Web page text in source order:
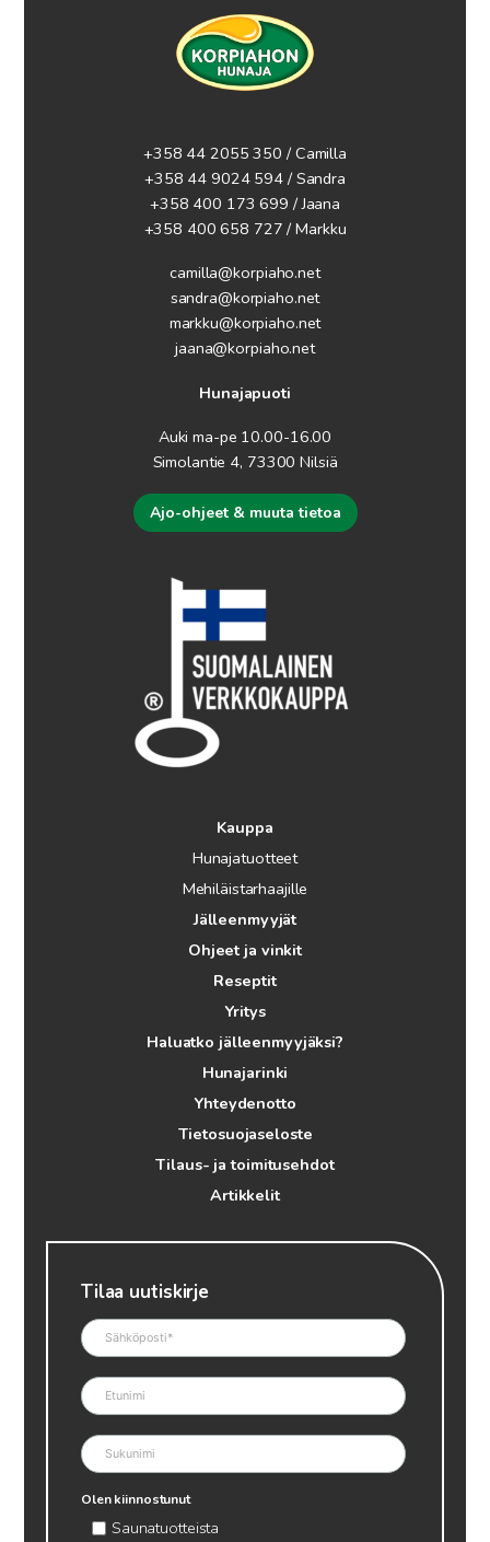
+358 44 2055 350 / Camilla
+358 44 9024 594 / Sandra
+358 400 173 699 / Jaana
+358 400 658 727 / Markku
camilla@korpiaho.net
sandra@korpiaho.net
markku@korpiaho.net
jaana@korpiaho.net
Hunajapuoti
Auki ma-pe 10.00-16.00
Simolantie 4, 73300 Nilsiä
Ajo-ohjeet & muuta tietoa
Kauppa
Hunajatuotteet
Mehiläistarhaajille
Jälleenmyyjät
Ohjeet ja vinkit
Reseptit
Yritys
Haluatko jälleenmyyjäksi?
Hunajarinki
Yhteydenotto
Tietosuojaseloste
Tilaus- ja toimitusehdot
Artikkelit
Tilaa uutiskirje
Olen kiinnostunut
Saunatuotteista